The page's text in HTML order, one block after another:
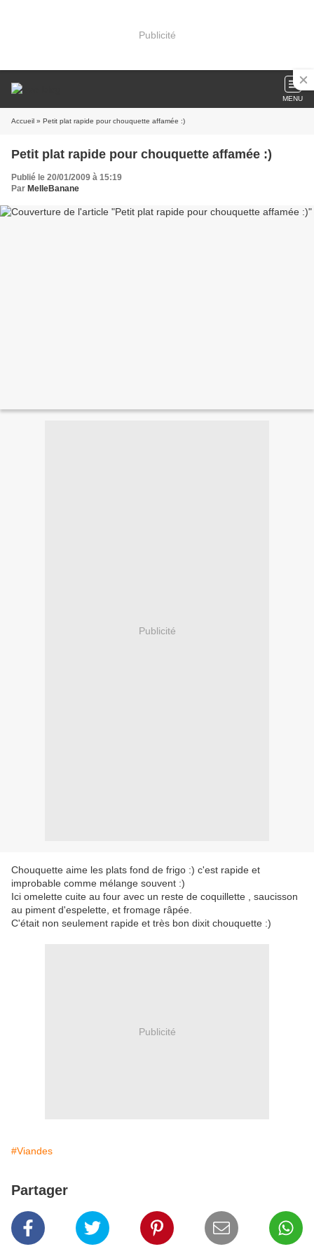
Publicité
MENU
Accueil » Petit plat rapide pour chouquette affamée :)
Petit plat rapide pour chouquette affamée :)
Publié le 20/01/2009 à 15:19
Par MelleBanane
Publicité
Chouquette aime les plats fond de frigo :) c'est rapide et
improbable comme mélange souvent :)
Ici omelette cuite au four avec un reste de coquillette , saucisson
au piment d'espelette, et fromage râpée.
C'était non seulement rapide et très bon dixit chouquette :)
Publicité
#Viandes
Partager